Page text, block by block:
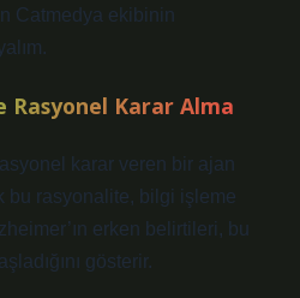
Catmedya ekibinin
Rasyonel Karar Alma
karar veren bir ajan
bu rasyonalite, bilgi işleme
erken belirtileri, bu
gösterir.